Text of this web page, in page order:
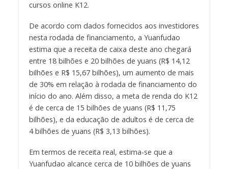
cursos online K12.
De acordo com dados fornecidos aos investidores
nesta rodada de financiamento, a Yuanfudao
estima que a receita de caixa deste ano chegará
entre 18 bilhões e 20 bilhões de yuans (R$ 14,12
bilhões e R$ 15,67 bilhões), um aumento de mais
de 30% em relação à rodada de financiamento do
início do ano. Além disso, a meta de renda do K12
é de cerca de 15 bilhões de yuans (R$ 11,75
bilhões), e da educação de adultos é de cerca de
4 bilhões de yuans (R$ 3,13 bilhões).
Em termos de receita real, estima-se que a
Yuanfudao alcance cerca de 10 bilhões de yuans